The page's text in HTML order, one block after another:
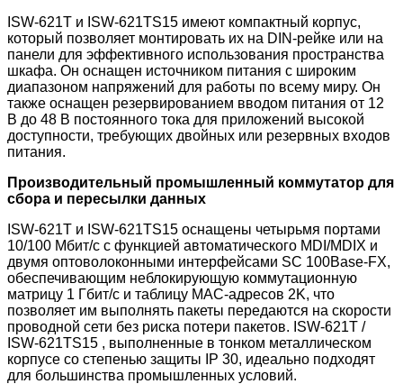
ISW-621T и ISW-621TS15 имеют компактный корпус,
который позволяет монтировать их на DIN-рейке или на
панели для эффективного использования пространства
шкафа. Он оснащен источником питания с широким
диапазоном напряжений для работы по всему миру. Он
также оснащен резервированием вводом питания от 12
В до 48 В постоянного тока для приложений высокой
доступности, требующих двойных или резервных входов
питания.
Производительный промышленный коммутатор для
сбора и пересылки данных
ISW-621T и ISW-621TS15 оснащены четырьмя портами
10/100 Мбит/с с функцией автоматического MDI/MDIX и
двумя оптоволоконными интерфейсами SC 100Base-FX,
обеспечивающим неблокирующую коммутационную
матрицу 1 Гбит/с и таблицу MAC-адресов 2K, что
позволяет им выполнять пакеты передаются на скорости
проводной сети без риска потери пакетов. ISW-621T /
ISW-621TS15 , выполненные в тонком металлическом
корпусе со степенью защиты IP 30, идеально подходят
для большинства промышленных условий.